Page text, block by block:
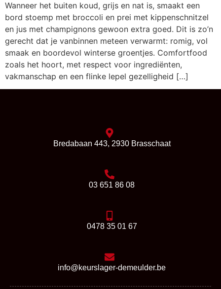
Wanneer het buiten koud, grijs en nat is, smaakt een
bord stoemp met broccoli en prei met kippenschnitzel
en jus met champignons gewoon extra goed. Dit is zo’n
gerecht dat je vanbinnen meteen verwarmt: romig, vol
smaak en boordevol winterse groentjes. Comfortfood
zoals het hoort, met respect voor ingrediënten,
vakmanschap en een flinke lepel gezelligheid […]
Bredabaan 443, 2930 Brasschaat
03 651 86 08
0478 35 01 67
info@keurslager-demeulder.be